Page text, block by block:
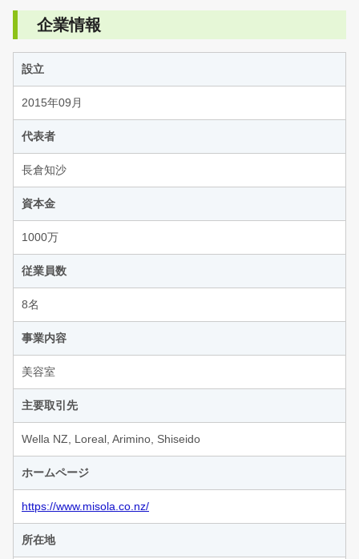
企業情報
設立
2015年09月
代表者
長倉知沙
資本金
1000万
従業員数
8名
事業内容
美容室
主要取引先
Wella NZ, Loreal, Arimino, Shiseido
ホームページ
https://www.misola.co.nz/
所在地